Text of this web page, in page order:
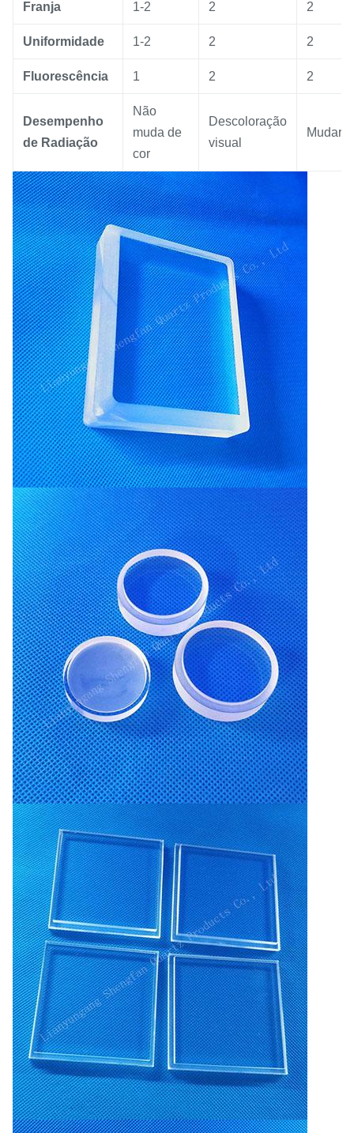
Franja 1-2 2 2
Uniformidade 1-2 2 2
Fluorescência 1 2 2
Desempenho
de Radiação
Não
muda de
cor
Descoloração
visual
Mudar